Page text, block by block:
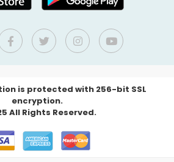
is protected with 256-bit SSL
encryption.
All Rights Reserved.